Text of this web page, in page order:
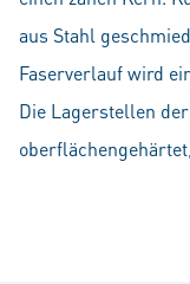
aus Stahl
Faserverlauf wird
Die Lagerstellen